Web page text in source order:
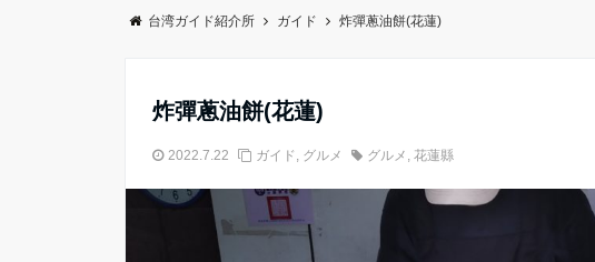
台湾ガイド紹介所 ガイド 炸彈蔥油餅(花蓮)
炸彈蔥油餅(花蓮)
2022.7.22 ガイド , グルメ グルメ , 花蓮縣